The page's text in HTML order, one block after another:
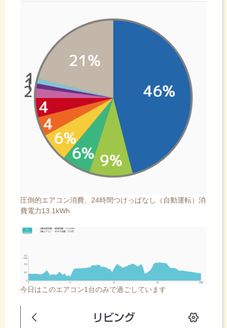
圧倒的エアコン消費、24時間つけっぱなし（自動運転）消
費電力13.1kWh
今日はこのエアコン1台のみで過ごしています